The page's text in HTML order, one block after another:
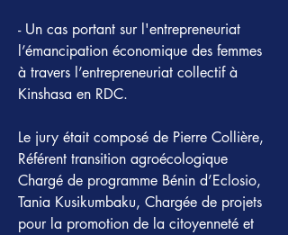
- Un cas portant sur l'entrepreneuriat
l’émancipation économique des femmes
à travers l’entrepreneuriat collectif à
Kinshasa en RDC.
Le jury était composé de Pierre Collière,
Référent transition agroécologique
Chargé de programme Bénin d’Eclosio,
Tania Kusikumbaku, Chargée de projets
pour la promotion de la citoyenneté et